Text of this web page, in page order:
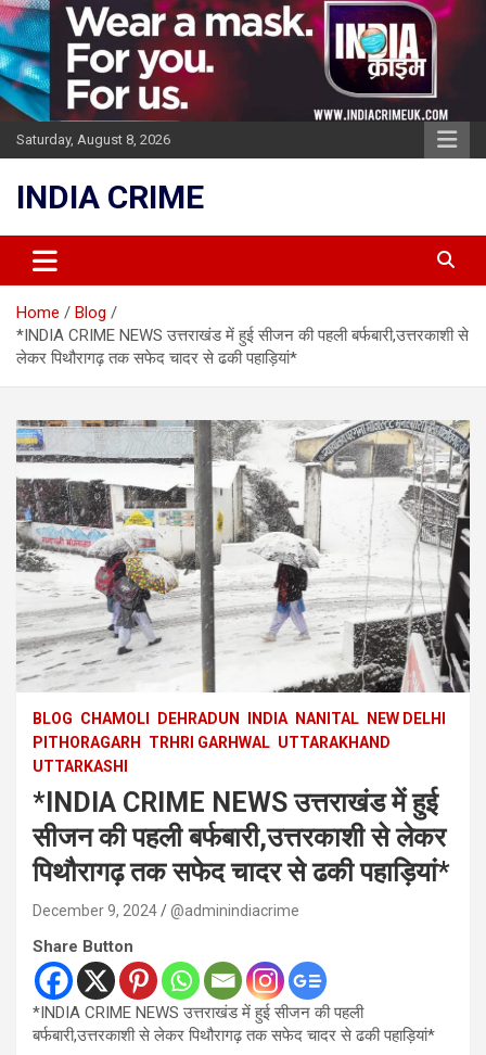
Skip
to
content
Saturday, August 8, 2026
INDIA CRIME
Home
Blog
*INDIA CRIME NEWS उत्तराखंड में हुई सीजन की पहली बर्फबारी,उत्तरकाशी से
लेकर पिथौरागढ़ तक सफेद चादर से ढकी पहाड़ियां*
BLOG CHAMOLI DEHRADUN INDIA NANITAL
NEW DELHI
PITHORAGARH
TRHRI GARHWAL UTTARAKHAND
UTTARKASHI
*INDIA CRIME NEWS उत्तराखंड में हुई
सीजन की पहली बर्फबारी,उत्तरकाशी से लेकर
पिथौरागढ़ तक सफेद चादर से ढकी पहाड़ियां*
December 9, 2024 @adminindiacrime
Share Button
*INDIA CRIME NEWS उत्तराखंड में हुई सीजन की पहली
बर्फबारी,उत्तरकाशी से लेकर पिथौरागढ़ तक सफेद चादर से ढकी पहाड़ियां*